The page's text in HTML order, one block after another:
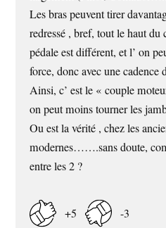
Les bras peuvent tirer
redressé , bref, tout le haut
pédale est différent, et l’ on
force, donc avec une cadence
Ainsi, c’ est le « couple
on peut moins tourner les
Ou est la vérité , chez les
modernes…….sans doute,
entre les 2 ?
+5 -3